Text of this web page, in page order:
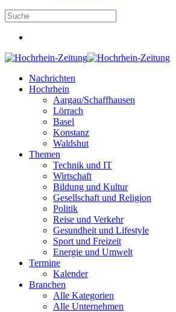
Nachrichten
Hochrhein
Aargau/Schaffhausen
Lörrach
Basel
Konstanz
Waldshut
Themen
Technik und IT
Wirtschaft
Bildung und Kultur
Gesellschaft und Religion
Politik
Reise und Verkehr
Gesundheit und Lifestyle
Sport und Freizeit
Energie und Umwelt
Termine
Kalender
Branchen
Alle Kategorien
Alle Unternehmen